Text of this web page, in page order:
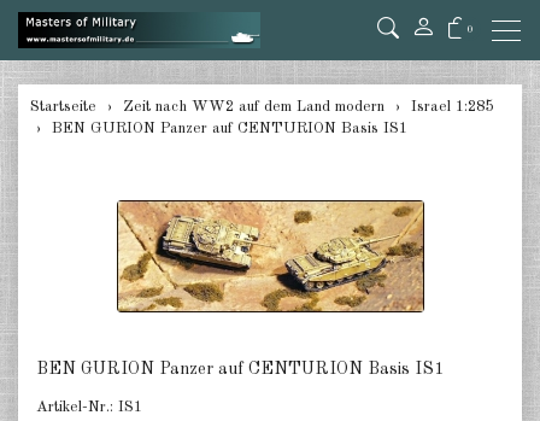
0
zurück
USA Artillery 1:285
USA andere 1:285
1:285
Startseite Zeit nach WW2 auf dem Land modern
Israel 1:285
BEN GURION Panzer auf CENTURION Basis IS1
BEN GURION Panzer auf CENTURION Basis IS1
Artikel-Nr.: IS1